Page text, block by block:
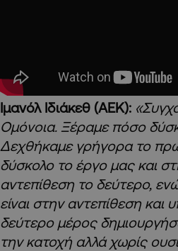
Ιμανόλ Ιδιάκεθ (ΑΕΚ):
Ομόνοια. Ξέραμε πόσο
Δεχθήκαμε γρήγορα το
δύσκολο το έργο μας και
αντεπίθεση το δεύτερο,
είναι στην αντεπίθεση και
δεύτερο μέρος
την κατοχή αλλά χωρίς